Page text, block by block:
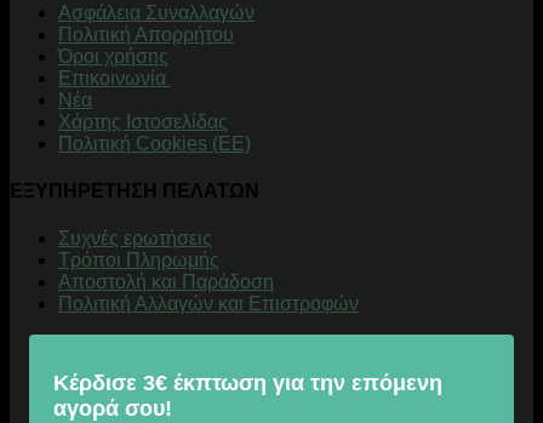
Aσφάλεια Συναλλαγών
Πολιτική Απορρήτου
Όροι χρήσης
Επικοινωνία
Νέα
Χάρτης Ιστοσελίδας
Πολιτική Cookies (ΕΕ)
ΕΞΥΠΗΡΕΤΗΣΗ ΠΕΛΑΤΩΝ
Συχνές ερωτήσεις
Τρόποι Πληρωμής
Αποστολή και Παράδοση
Πολιτική Αλλαγών και Επιστροφών
Κέρδισε 3€ έκπτωση για την επόμενη
αγορά σου!